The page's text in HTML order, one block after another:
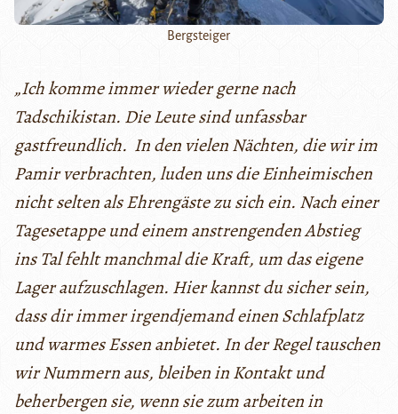
Bergsteiger
„Ich komme immer wieder gerne nach
Tadschikistan. Die Leute sind unfassbar
gastfreundlich. In den vielen Nächten, die wir im
Pamir verbrachten, luden uns die Einheimischen
nicht selten als Ehrengäste zu sich ein. Nach einer
Tagesetappe und einem anstrengenden Abstieg
ins Tal fehlt manchmal die Kraft, um das eigene
Lager aufzuschlagen. Hier kannst du sicher sein,
dass dir immer irgendjemand einen Schlafplatz
und warmes Essen anbietet. In der Regel tauschen
wir Nummern aus, bleiben in Kontakt und
beherbergen sie, wenn sie zum arbeiten in